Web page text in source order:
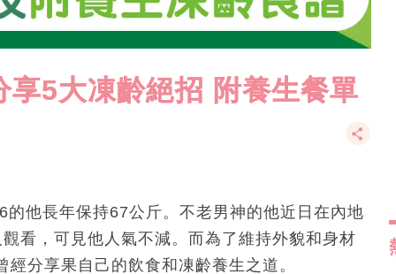
5大凍齡絕招 附養生餐單
他長年保持67公斤。不老男神的他近日在內地
看，可見他人氣不減。而為了維持外貌和身材
分享果自己的飲食和凍齡養生之道。